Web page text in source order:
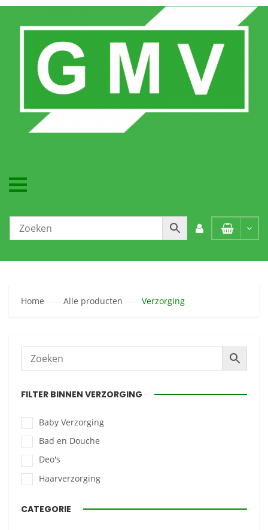
Home Alle producten Verzorging
FILTER BINNEN VERZORGING
Baby Verzorging
Bad en Douche
Deo's
Haarverzorging
CATEGORIE